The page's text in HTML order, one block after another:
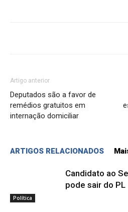
Artigo anterior
Deputados são a favor de
remédios gratuitos em
internação domiciliar
ARTIGOS RELACIONADOS
Política
Candidato ao
pode sair do PL